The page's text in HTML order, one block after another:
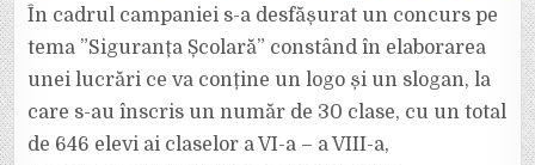
În cadrul campaniei s-a desfășurat un concurs pe
tema ”Siguranța Școlară” constând în elaborarea
unei lucrări ce va conține un logo și un slogan, la
care s-au înscris un număr de 30 clase, cu un total
de 646 elevi ai claselor a VI-a – a VIII-a,